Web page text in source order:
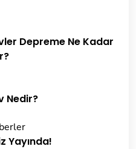
Depreme Ne Kadar
Nedir?
Yayında!